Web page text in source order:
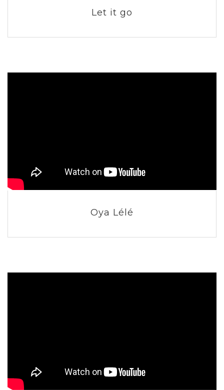
Let it go
Oya Lélé